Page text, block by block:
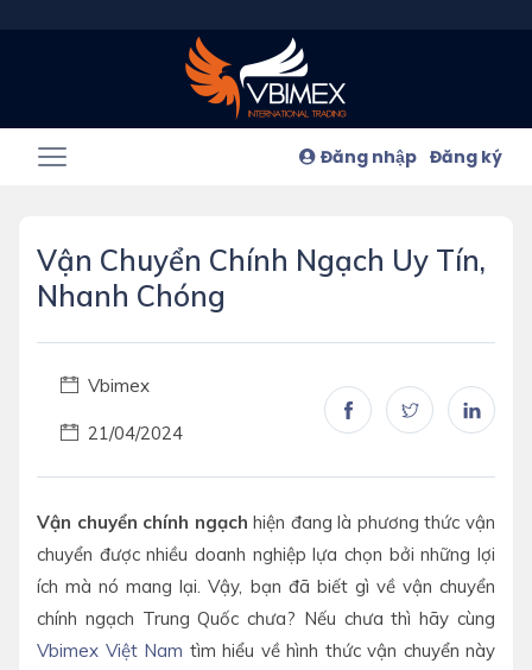
Đăng nhập Đăng ký
Vận Chuyển Chính Ngạch Uy Tín,
Nhanh Chóng
Vbimex
21/04/2024
Vận chuyển chính ngạchhiện đang là phương thức vận
chuyển được nhiều doanh nghiệp lựa chọn bởi những lợi
ích mà nó mang lại. Vậy, bạn đã biết gì về vận chuyển
chính ngạch Trung Quốc chưa? Nếu chưa thì hãy cùng
Vbimex Việt Nam tìm hiểu về hình thức vận chuyển này